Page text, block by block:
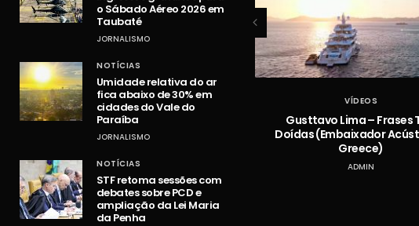
o Sábado Aéreo 2026 em
Taubaté
JORNALISMO
NOTÍCIAS
Umidade relativa do ar
fica abaixo de 30% em
cidades do Vale do
Paraíba
JORNALISMO
NOTÍCIAS
STF retoma sessões com
debates sobre PCD e
ampliação da Lei Maria
da Penha
VÍDEOS
Hugo e Guilherme – Vazou na
Braquiara
VÍDEOS
Gusttavo Lima – Frases
Doídas (Embaixador
Greece)
ADMIN